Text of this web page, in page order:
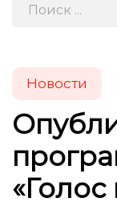
Новости
«Голос